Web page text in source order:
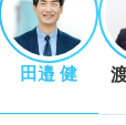
状況・志望
他社と併願
内定保持は
志望業界や
田邉 健